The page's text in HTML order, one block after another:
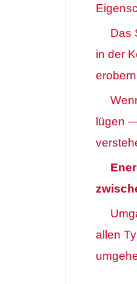
Das
in der
erobern
lügen
allen